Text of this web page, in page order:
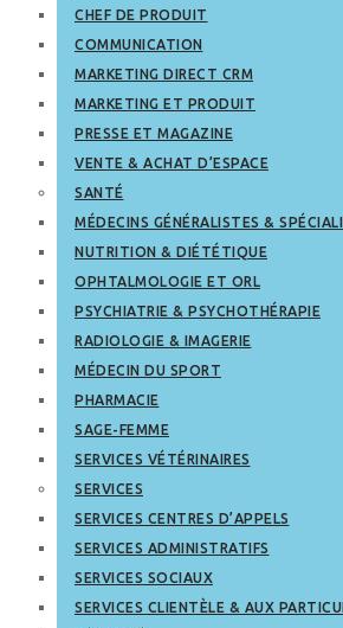
CHEF DE PRODUIT
COMMUNICATION
MARKETING DIRECT CRM
MARKETING ET PRODUIT
PRESSE ET MAGAZINE
VENTE & ACHAT D’ESPACE
SANTÉ
MÉDECINS GÉNÉRALISTES &
NUTRITION & DIÉTÉTIQUE
OPHTALMOLOGIE ET ORL
PSYCHIATRIE & PSYCHOTHÉRAPIE
RADIOLOGIE & IMAGERIE
MÉDECIN DU SPORT
PHARMACIE
SAGE-FEMME
SERVICES VÉTÉRINAIRES
SERVICES
SERVICES CENTRES D’APPELS
SERVICES ADMINISTRATIFS
SERVICES SOCIAUX
SERVICES CLIENTÈLE & AUX